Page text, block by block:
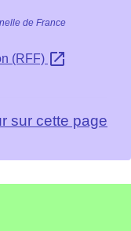
de France
(RFF) open_in_new
sur cette page